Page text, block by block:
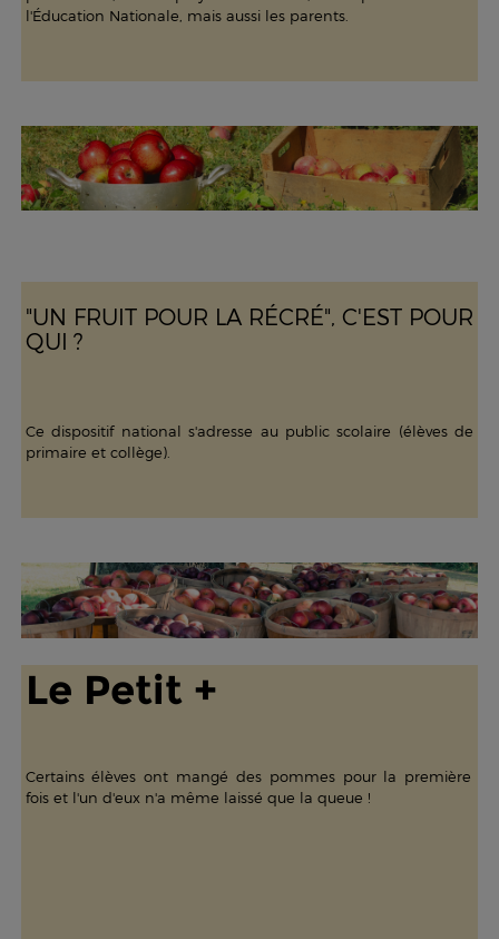
l'Éducation Nationale, mais aussi les parents.
"UN FRUIT POUR LA RÉCRÉ", C'EST POUR
QUI ?
Ce dispositif national s'adresse au public scolaire (élèves de
primaire et collège).
Le Petit +
Certains élèves ont mangé des pommes pour la première
fois et l'un d'eux n'a même laissé que la queue !